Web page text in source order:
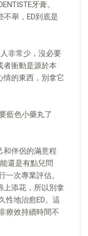
牙膏。
舉，ED到底是
非常少，沒必要
者衝動是源於本
情的東西，別拿它
藍色小藥丸了
和伴侶的滿意程
還是有點兒問
一次專業評估。
上添花，所以別拿
性地治愈ED。這
療效持續時間不